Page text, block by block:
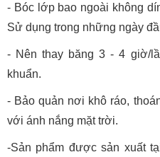
- Bóc lớp bao ngoài không
Sử dụng trong những ngày
- Nên thay băng 3 - 4 giờ/
khuẩn.
- Bảo quản nơi khô ráo,
với ánh nắng mặt trời.
-Sản phẩm được sản xuất